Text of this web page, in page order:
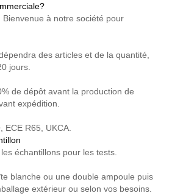
à notre société pour
des articles et de la quantité,
jours.
de dépôt avant la production de
expédition.
ECE R65, UKCA.
échantillons pour les tests.
blanche ou une double ampoule puis
extérieur ou selon vos besoins.